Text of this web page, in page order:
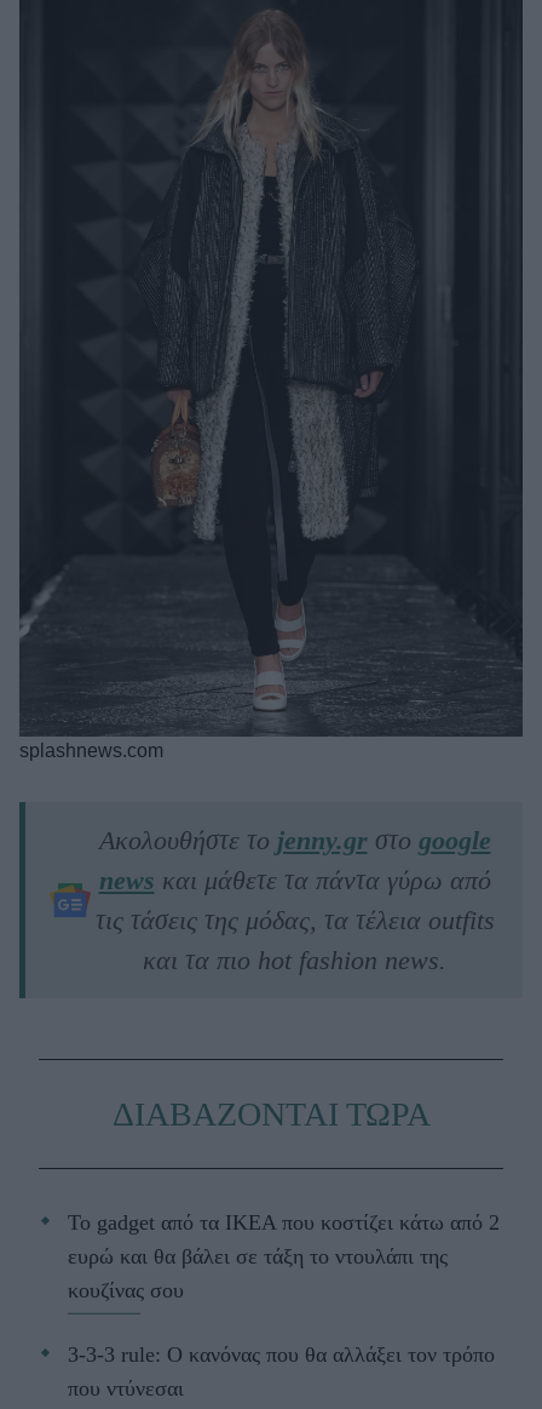
splashnews.com
Ακολουθήστε το jenny.grστο google
news και μάθετε τα πάντα γύρω από
τις τάσεις της μόδας, τα τέλεια outfits
και τα πιο hot fashion news.
ΔΙΑΒΑΖΟΝΤΑΙ ΤΩΡΑ
Το gadget από τα IKEA που κοστίζει κάτω από 2
ευρώ και θα βάλει σε τάξη το ντουλάπι της
κουζίνας σου
3-3-3 rule: Ο κανόνας που θα αλλάξει τον τρόπο
που ντύνεσαι